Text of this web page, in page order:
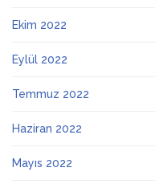
Ekim 2022
Eylül 2022
Temmuz 2022
Haziran 2022
Mayıs 2022